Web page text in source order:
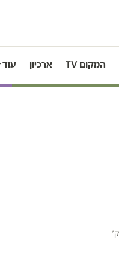
המקום TV ארכיון עוד